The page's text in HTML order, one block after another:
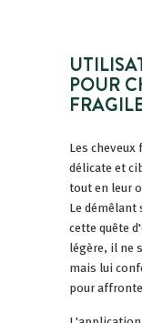
POUR
Les
délicate et
tout en leur
Le démêlant
cette quête
légère, il ne
mais lui
pour